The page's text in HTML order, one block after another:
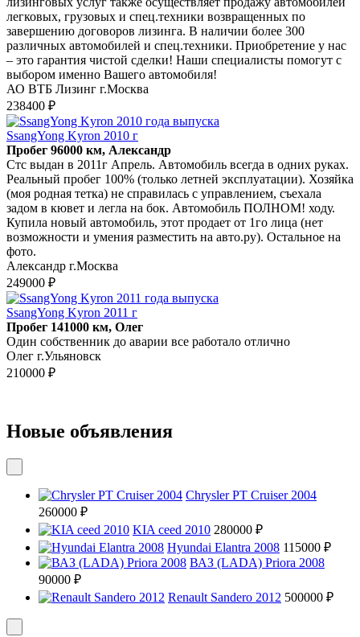
легковых, грузовых и спец.техники возвращенных по
завершению договоров лизинга. В наличии более 300
различных автомобилей и спец.техники. Приобретение у нас
– это гарантия чистой сделки! Наши специалисты помогут с
выбором именно Вашего автомобиля!
АО ВТБ Лизинг г.Москва
238400 ₽
SsangYong Kyron 2010 г
Пробег 96000 км, Александр
Стс выдан в 2011г Апрель. Автомобиль всегда в одних руках.
Реальный пробег 100% (только летней эксплуатации). Хозяйка
(моя родная тетка) не справилась с управлением, съехала
задом в кювет и легла на бок. Автомобиль ПОЛНОМ! ходу.
Купила новый автомобиль, этот продает от 1го лица (нет
возможности и умения разместить на авто.ру). Остальное на
фото.
Александр г.Москва
249000 ₽
SsangYong Kyron 2011 г
Пробег 141000 км, Олег
Один собственник до аварии все работало отлично
Олег г.Ульяновск
210000 ₽
Новые объявления
Chrysler PT Cruiser 2004
260000 ₽
KIA ceed 2010 280000 ₽
Hyundai Elantra 2008 115000 ₽
ВАЗ (LADA) Priora 2008
90000 ₽
Renault Sandero 2012 500000 ₽